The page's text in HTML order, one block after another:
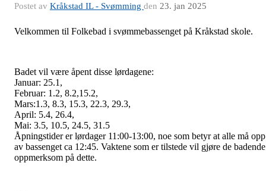
Postet av Kråkstad IL - Svømming den 23. jan 2025
Velkommen til Folkebad i svømmebassenget på Kråkstad skole.
Badet vil være åpent disse lørdagene:
Januar: 25.1,
Februar: 1.2, 8.2,15.2,
Mars:1.3, 8.3, 15.3, 22.3, 29.3,
April: 5.4, 26.4,
Mai: 3.5, 10.5, 24.5, 31.5
Åpningstider er lørdager 11:00-13:00, noe som betyr at alle må opp
av bassenget ca 12:45. Vaktene som er tilstede vil gjøre de badende
oppmerksom på dette.